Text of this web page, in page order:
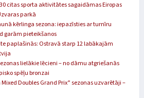
citas sporta aktivitātes sagaidāmas Eiropas
parkā
kērlinga sezona: iepazīsties ar turnīru
garām pieteikšanos
paplašinās: Ostravā starp 12 labākajām
lielākie lēcieni – no dāmu atgriešanās
spēļu bronzai
Doubles Grand Prix” sezonas uzvarētāji –